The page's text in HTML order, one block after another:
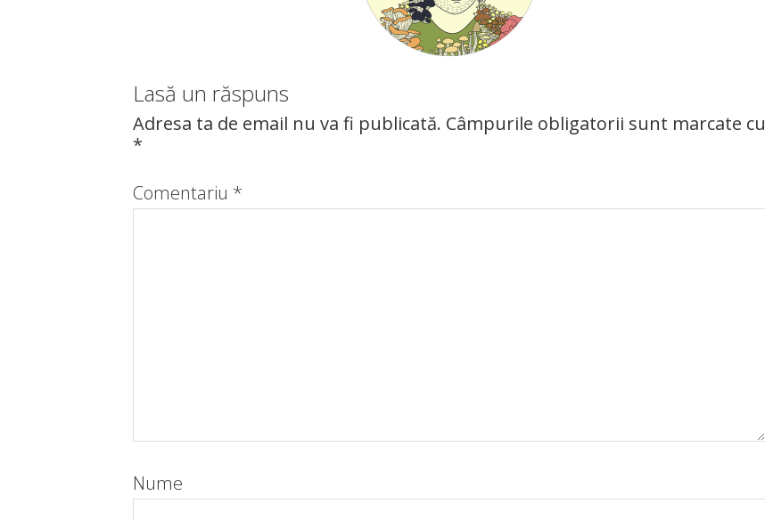
Lasă un răspuns
Adresa ta de email nu va fi publicată. Câmpurile obligatorii sunt marcate cu
*
Comentariu *
Nume